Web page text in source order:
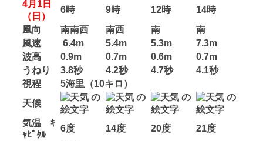
4月1日
（日）
6時 9時 12時
14時
風向
南南西 南西 南
南
風速
6.4m 5.4m 5.3m
7.3m
波高
0.9m 0.7m 0.6m
0.7m
うねり
3.8秒 4.2秒 4.7秒
4.1秒
視程
5海里（10キロ）
天候
気温 ｷ
ｬﾋﾟﾀﾙ
6度 14度 20度
21度